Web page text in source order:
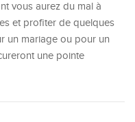
vous aurez du mal à
et profiter de quelques
un mariage ou pour un
une pointe